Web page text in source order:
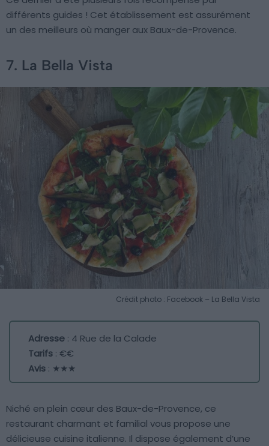
différents guides ! Cet établissement est assurément
un des meilleurs où manger aux Baux-de-Provence.
7. La Bella Vista
Crédit photo : Facebook – La Bella Vista
Adresse : 4 Rue de la Calade
Tarifs : €€
Avis : ★★★
Niché en plein cœur des Baux-de-Provence, ce
restaurant charmant et familial vous propose une
délicieuse cuisine italienne. Il dispose également d’une